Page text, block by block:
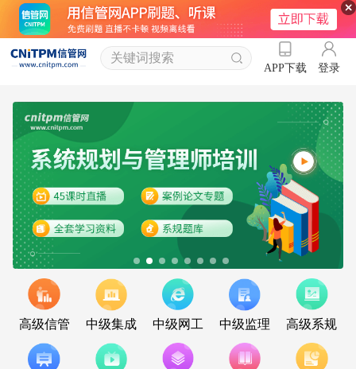
APP下载 登录
高级信管 中级集成 中级网工 中级监理 高级系规